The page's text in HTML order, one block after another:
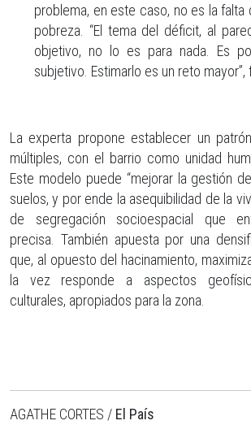
problema, en este caso, no es la falta
pobreza. “El tema del déficit, al
objetivo, no lo es para nada. Es
subjetivo. Estimarlo es un reto mayor”,
La experta propone establecer un
múltiples, con el barrio como unidad
Este modelo puede “mejorar la gestión
suelos, y por ende la asequibilidad de la
de segregación socioespacial que
precisa. También apuesta por una
que, al opuesto del hacinamiento,
la vez responde a aspectos
culturales, apropiados para la zona.
AGATHE CORTES / El País